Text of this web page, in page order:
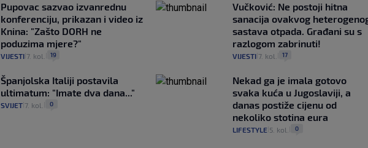
Pupovac sazvao izvanrednu
konferenciju, prikazan i video iz
Knina: "Zašto DORH ne
poduzima mjere?"
VIJESTI 7. kol. 19
Vučković: Ne postoji hitna
sanacija ovakvog
sastava otpada. Građani su s
razlogom zabrinuti!
VIJESTI| 7. kol. 17
Španjolska Italiji postavila
ultimatum: "Imate dva dana..."
SVIJET 7. kol. 0
Nekad ga je imala gotovo
svaka kuća u Jugoslaviji, a
danas postiže cijenu od
nekoliko stotina eura
LIFESTYLE| 5. kol. 0